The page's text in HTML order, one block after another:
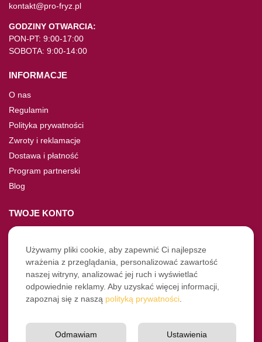
kontakt@pro-fryz.pl
GODZINY OTWARCIA:
PON-PT: 9:00-17:00
SOBOTA: 9:00-14:00
INFORMACJE
O nas
Regulamin
Polityka prywatności
Zwroty i reklamacje
Dostawa i płatność
Program partnerski
Blog
TWOJE KONTO
Moje konto
Nie pamiętasz hasła?
Twoje zamówienia
NASZE SOCIALE
Instagram
Używamy pliki cookie, aby zapewnić Ci najlepsze
wrażenia z przeglądania, personalizować zawartość
naszej witryny, analizować jej ruch i wyświetlać
odpowiednie reklamy. Aby uzyskać więcej informacji,
zapoznaj się z naszą polityką prywatności
Ustawienia
Odmawiam